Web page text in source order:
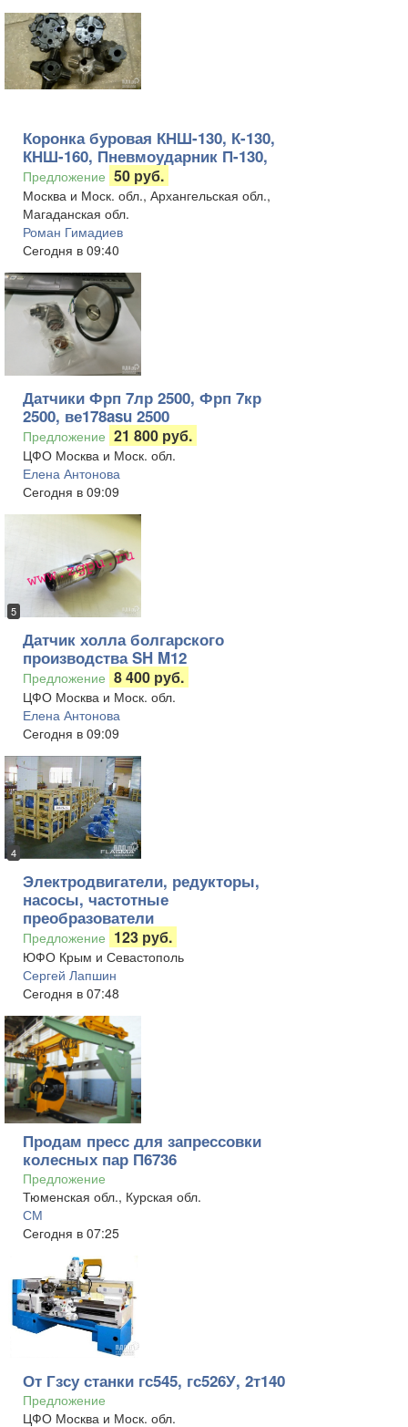
Коронка буровая КНШ-130, К-130,
КНШ-160, Пневмоударник П-130,
Предложение 50 руб.
Москва и Моск. обл., Архангельская обл.,
Магаданская обл.
Роман Гимадиев
Сегодня в 09:40
Датчики Фрп 7лр 2500, Фрп 7кр
2500, ве178asu 2500
Предложение 21 800 руб.
ЦФО Москва и Моск. обл.
Елена Антонова
Сегодня в 09:09
5
Датчик холла болгарского
производства SH M12
Предложение 8 400 руб.
ЦФО Москва и Моск. обл.
Елена Антонова
Сегодня в 09:09
4
Электродвигатели, редукторы,
насосы, частотные
преобразователи
Предложение 123 руб.
ЮФО Крым и Севастополь
Сергей Лапшин
Сегодня в 07:48
Продам пресс для запрессовки
колесных пар П6736
Предложение
Тюменская обл., Курская обл.
СМ
Сегодня в 07:25
От Гзсу станки гс545, гс526У, 2т140
Предложение
ЦФО Москва и Моск. обл.